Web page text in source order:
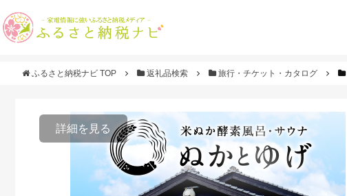
ふるさと納税ナビ TOP 返礼品検索 旅行・チケット・カタログ
詳細を見る